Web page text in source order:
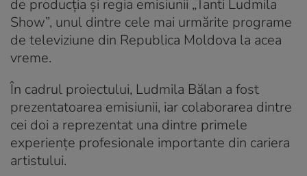
de producția și regia emisiunii „Tanti Ludmila
Show”, unul dintre cele mai urmărite programe
de televiziune din Republica Moldova la acea
vreme.
În cadrul proiectului, Ludmila Bălan a fost
prezentatoarea emisiunii, iar colaborarea dintre
cei doi a reprezentat una dintre primele
experiențe profesionale importante din cariera
artistului.